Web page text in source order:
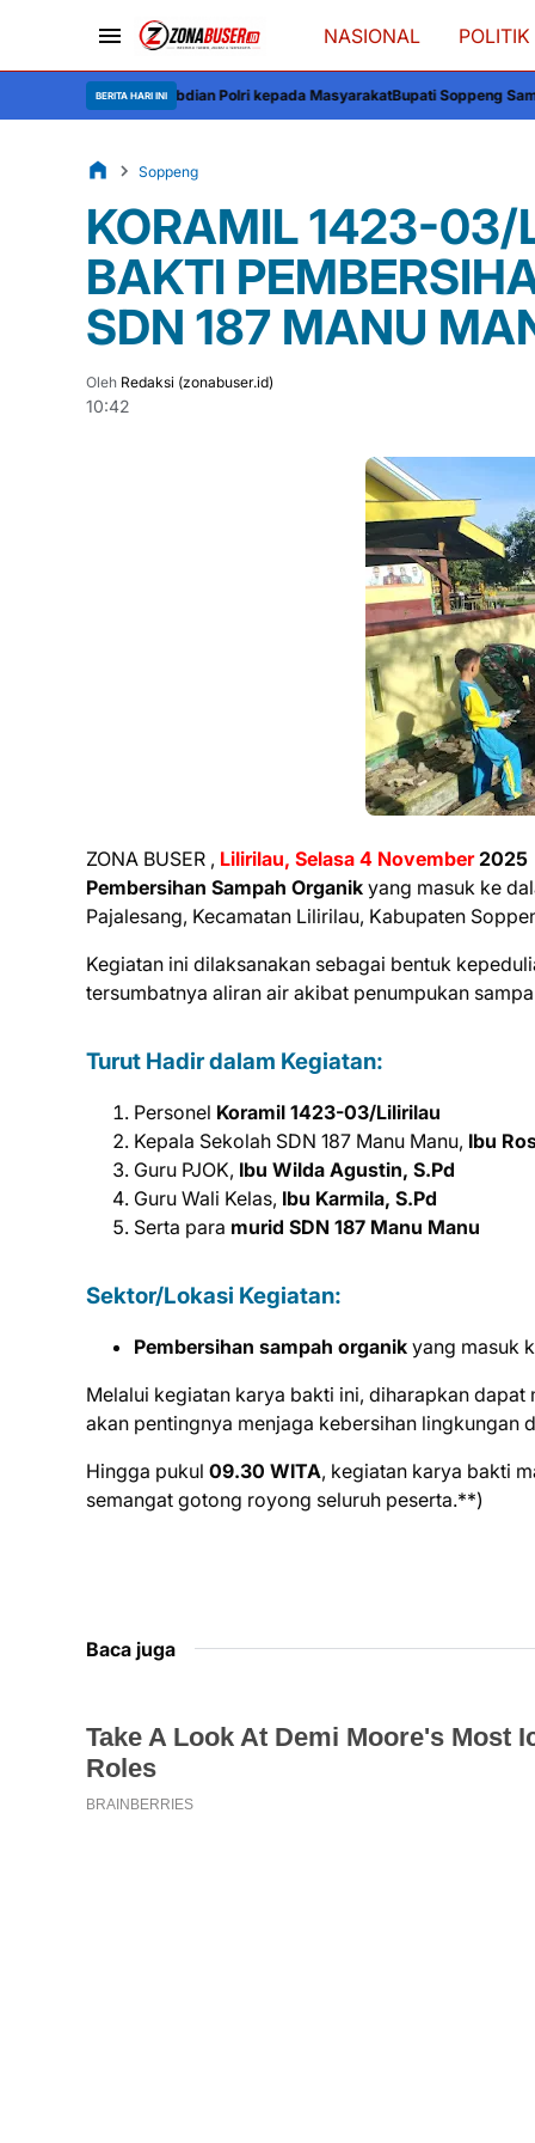
NASIONAL POLITIK
BERITA HARI INI
Polri kepada MasyarakatBupati Soppeng Sambut Kapolres:
Soppeng
KORAMIL 1423-03/
BAKTI
SDN 187 MANU
Oleh Redaksi (zonabuser.id)
10:42
ZONA BUSER , Lilirilau, Selasa 4 November2025
Pembersihan Sampah Organik yang masuk ke
Pajalesang, Kecamatan Lilirilau, Kabupaten
Kegiatan ini dilaksanakan sebagai bentuk
tersumbatnya aliran air akibat penumpukan
Turut Hadir dalam Kegiatan:
Personel Koramil 1423-03/Lilirilau
Kepala Sekolah SDN 187 Manu Manu, Ibu
Guru PJOK, Ibu Wilda Agustin, S.Pd
Guru Wali Kelas, Ibu Karmila, S.Pd
Serta para murid SDN 187 Manu Manu
Sektor/Lokasi Kegiatan:
Pembersihan sampah organik yang masuk
Melalui kegiatan karya bakti ini, diharapkan
akan pentingnya menjaga kebersihan lingkungan
Hingga pukul 09.30 WITA, kegiatan karya bakti
semangat gotong royong seluruh peserta.**)
Baca juga